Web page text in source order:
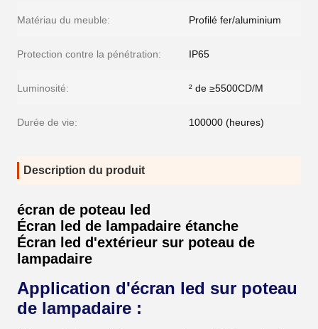
Matériau du meuble: Profilé fer/aluminium
Protection contre la pénétration: IP65
Luminosité: ² de ≥5500CD/M
Durée de vie: 100000 (heures)
Description du produit
écran de poteau led
Écran led de lampadaire étanche
Écran led d'extérieur sur poteau de
lampadaire
Application d'écran led sur poteau
de lampadaire :